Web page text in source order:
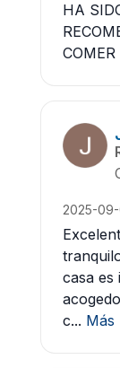
HA
COMER
2025-
casa es
c... Más